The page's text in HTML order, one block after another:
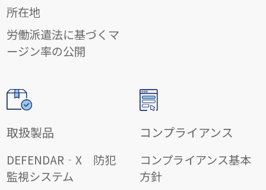
所在地
労働派遣法に基づくマ
ージン率の公開
取扱製品
DEFENDAR‐X 防犯
監視システム
コンプライアンス
コンプライアンス基本
方針